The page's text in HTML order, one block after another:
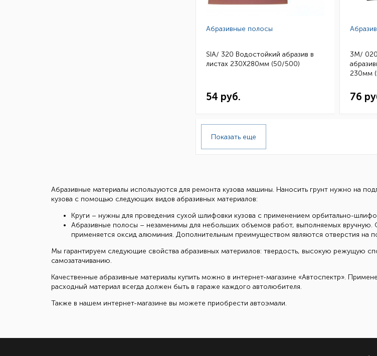
Абразивные полосы
SIA/ 320 Водостойкий абразив в
листах 230Х280мм (50/500)
54 руб.
3M/
230мм
76
Показать еще
Абразивные материалы используются для ремонта кузова машины. Наносить грунт нужно на
кузова с помощью следующих видов абразивных материалов:
Круги – нужны для проведения сухой шлифовки кузова с применением орбитально-
Абразивные полосы – незаменимы для небольших объемов работ, выполняемых вручную.
применяется оксид алюминия. Дополнительным преимуществом являются отверстия на
Мы гарантируем следующие свойства абразивных материалов: твердость, высокую режущую
самозатачиванию.
Качественные абразивные материалы купить можно в интернет-магазине «Автоспектр».
расходный материал всегда должен быть в гараже каждого автолюбителя.
Также в нашем интернет-магазине вы можете приобрести автоэмали.